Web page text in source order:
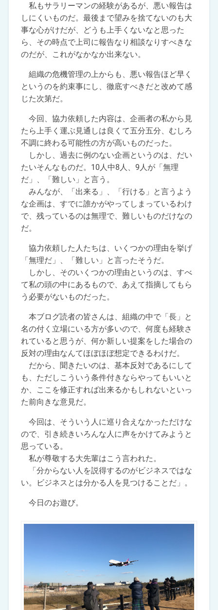
私もサラリーマンの経験があるが、悪い報告は
しにくいものだ。最後まで望みを捨てないのも大
事な心がけだが、どうも上手くないなと思った
ら、その時点で上司に報告なり相談なりすべきな
のだが、これがなかなか出来ない。
組織の危機管理の上からも、悪い報告ほど早く
というのを約束事にし、徹底すべきだと改めて感
じた次第だ。
今回、協力依頼した内容は、企画者の私から見
たら上手く運ぶ見通しは良くて五分五分、むしろ
不調に終わる可能性の方が高いものだった。
しかし、過去に例のない企画というのは、だい
たいそんなものだ。10人中8人、9人が「無理
だ」、「難しい」と言う。
みんなが、「出来る」、「行ける」と言うよう
な企画は、すでに誰かがやってしまっているわけ
で、残っているのは無理で、難しいものだけなの
だ。
協力依頼した人たちは、いくつかの理由を挙げ
「無理だ」、「難しい」と言ったそうだ。
しかし、そのいくつかの理由というのは、すべ
て私の頭の中にあるもので、あえて指摘してもら
う必要がないものだった。
本ブログ読者の皆さんは、組織の中で「長」と
名の付く立場にいる方が多いので、何度も経験さ
れていると思うが、何か新しい提案をした場合の
反対の理由なんてほぼほぼ想定できるわけだ。
だから、聞きたいのは、基本反対であるにして
も、ただしこういう条件付きならやってもいいと
か、ここを修正すれば出来るかもしれないといっ
た前向きな意見だ。
今回は、そういう人に巡り合えなかっただけな
ので、引き続きいろんな人に声をかけてみようと
思っている。
私が尊敬する大先輩はこう言われた。
「分からない人を説得するのがビジネスではな
い。ビジネスとは分かる人を見つけることだ」。
今日のお遊び。